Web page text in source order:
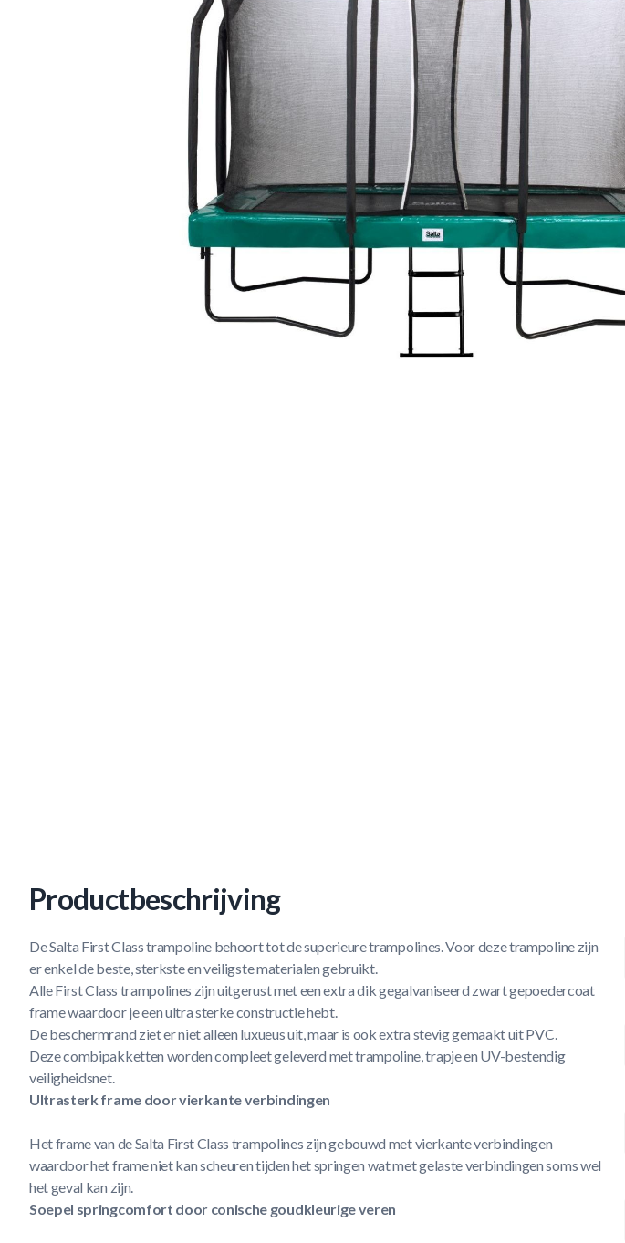
Productbeschrijving
De Salta First Class trampoline behoort tot de superieure trampolines. Voor deze trampoline zijn
er enkel de beste, sterkste en veiligste materialen gebruikt.
Alle First Class trampolines zijn uitgerust met een extra dik gegalvaniseerd zwart gepoedercoat
frame waardoor je een ultra sterke constructie hebt.
De beschermrand ziet er niet alleen luxueus uit, maar is ook extra stevig gemaakt uit PVC.
Deze combipakketten worden compleet geleverd met trampoline, trapje en UV-bestendig
veiligheidsnet.
Ultrasterk frame door vierkante verbindingen
Het frame van de Salta First Class trampolines zijn gebouwd met vierkante verbindingen
waardoor het frame niet kan scheuren tijden het springen wat met gelaste verbindingen soms wel
het geval kan zijn.
Soepel springcomfort door conische goudkleurige veren